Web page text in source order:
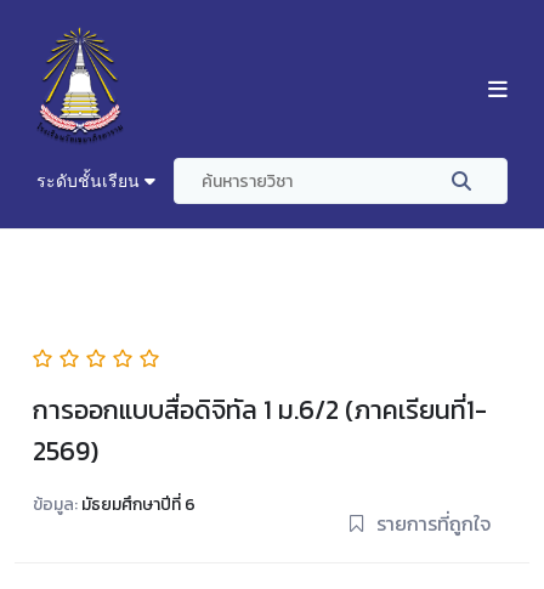
ระดับชั้นเรียน
การออกแบบสื่อดิจิทัล 1 ม.6/2 (ภาคเรียนที่1-
2569)
ข้อมูล:มัธยมศึกษาปีที่ 6
รายการที่ถูกใจ